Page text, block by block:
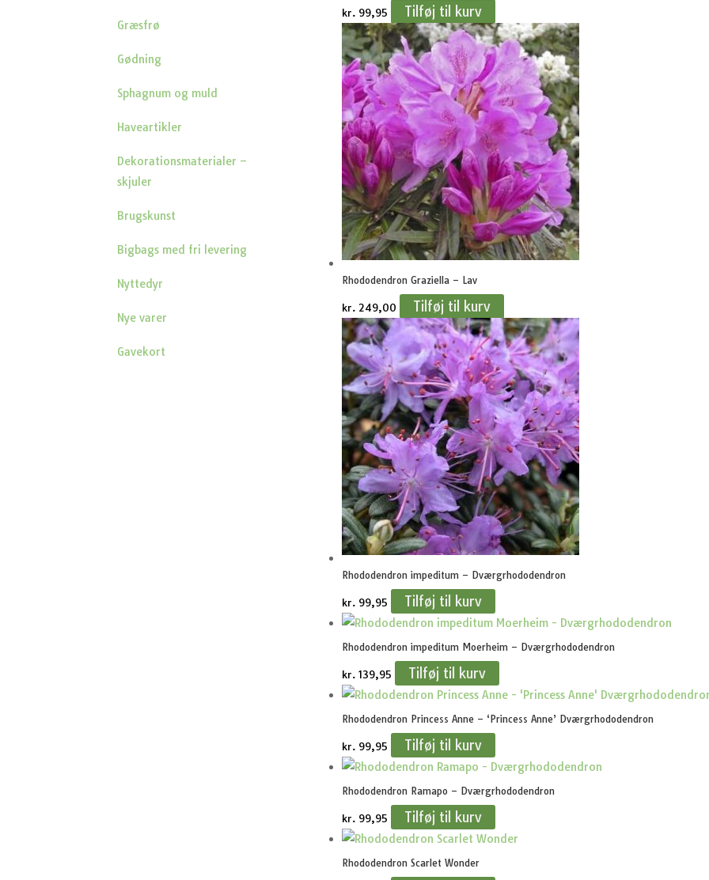
Græsfrø
Gødning
Sphagnum og muld
Haveartikler
Dekorationsmaterialer –
skjuler
Brugskunst
Bigbags med fri levering
Nyttedyr
Nye varer
Gavekort
kr. 99,95 Tilføj til kurv
Rhododendron Graziella – Lav
kr. 249,00 Tilføj til kurv
Rhododendron impeditum – Dværgrhododendron
kr. 99,95 Tilføj til kurv
Rhododendron impeditum Moerheim – Dværgrhododendron
kr. 139,95 Tilføj til kurv
Rhododendron Princess Anne – ‘Princess Anne’ Dværgrhododendron
kr. 99,95 Tilføj til kurv
Rhododendron Ramapo – Dværgrhododendron
kr. 99,95 Tilføj til kurv
Rhododendron Scarlet Wonder